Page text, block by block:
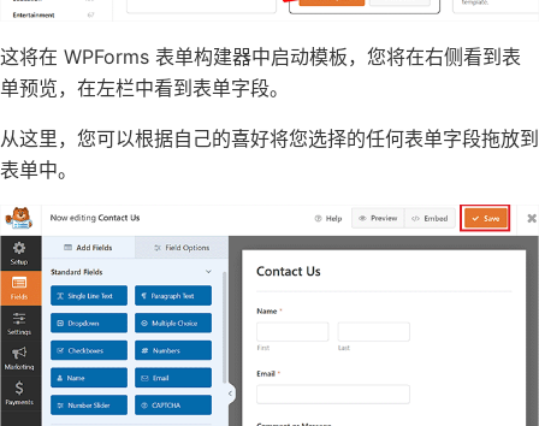
这将在 WPForms 表单构建器中启动模板，您将在右侧看到表
单预览，在左栏中看到表单字段。
从这里，您可以根据自己的喜好将您选择的任何表单字段拖放到
表单中。